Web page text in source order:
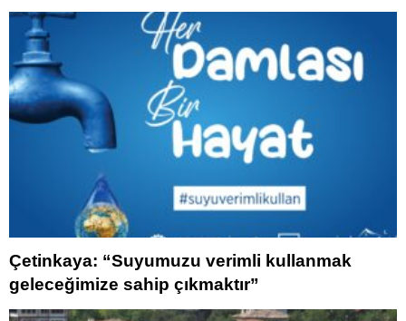
Çetinkaya: “Suyumuzu verimli kullanmak
geleceğimize sahip çıkmaktır”